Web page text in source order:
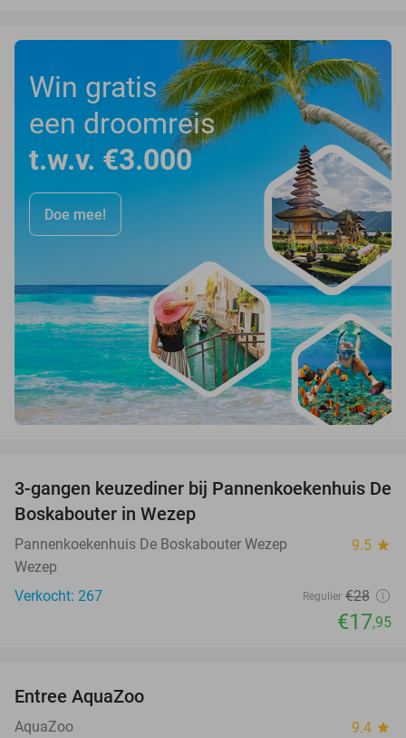
Win gratis
een droomreis
t.w.v. €3.000
Doe mee!
36%
3-gangen keuzediner bij Pannenkoekenhuis De
Boskabouter in Wezep
Pannenkoekenhuis De Boskabouter Wezep 9.5 star
Wezep
Verkocht: 267
Regulier €28
€17,95
Entree AquaZoo
AquaZoo 9.4 star